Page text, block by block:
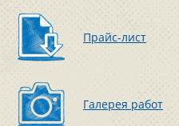
Прайс-лист
Галерея работ